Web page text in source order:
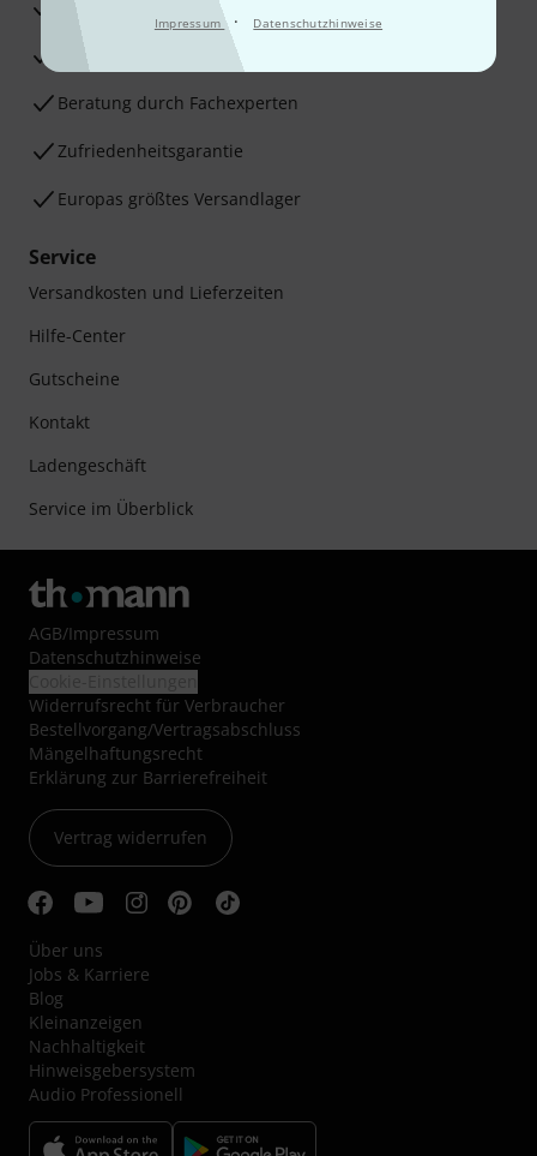
Impressum · Datenschutzhinweise
30 Tage Money-Back-Garantie
Beratung durch Fachexperten
Zufriedenheitsgarantie
Europas größtes Versandlager
Service
Versandkosten und Lieferzeiten
Hilfe-Center
Gutscheine
Kontakt
Ladengeschäft
Service im Überblick
AGB/Impressum
Datenschutzhinweise
Widerrufsrecht für Verbraucher
Bestellvorgang/Vertragsabschluss
Mängelhaftungsrecht
Erklärung zur Barrierefreiheit
Vertrag widerrufen
Über uns
Jobs & Karriere
Blog
Kleinanzeigen
Nachhaltigkeit
Hinweisgebersystem
Audio Professionell